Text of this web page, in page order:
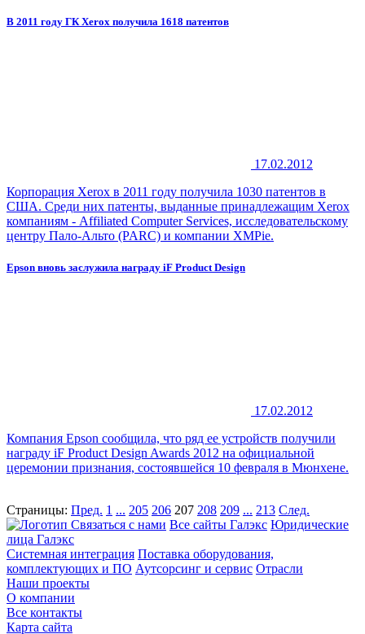
В 2011 году ГК Xerox получила 1618 патентов
17.02.2012
Корпорация Xerox в 2011 году получила 1030 патентов в
США. Среди них патенты, выданные принадлежащим Xerox
компаниям - Affiliated Computer Services, исследовательскому
центру Пало-Альто (PARC) и компании XMPie.
Epson вновь заслужила награду iF Product Design
17.02.2012
Компания Epson сообщила, что ряд ее устройств получили
награду iF Product Design Awards 2012 на официальной
церемонии признания, состоявшейся 10 февраля в Мюнхене.
Страницы: Пред. 1 ... 205 206 207 208 209 ... 213 След.
Связаться с нами Все сайты Галэкс Юридические
лица Галэкс
Системная интеграция Поставка оборудования,
комплектующих и ПО Аутсорсинг и сервис Отрасли
Наши проекты
О компании
Все контакты
Карта сайта